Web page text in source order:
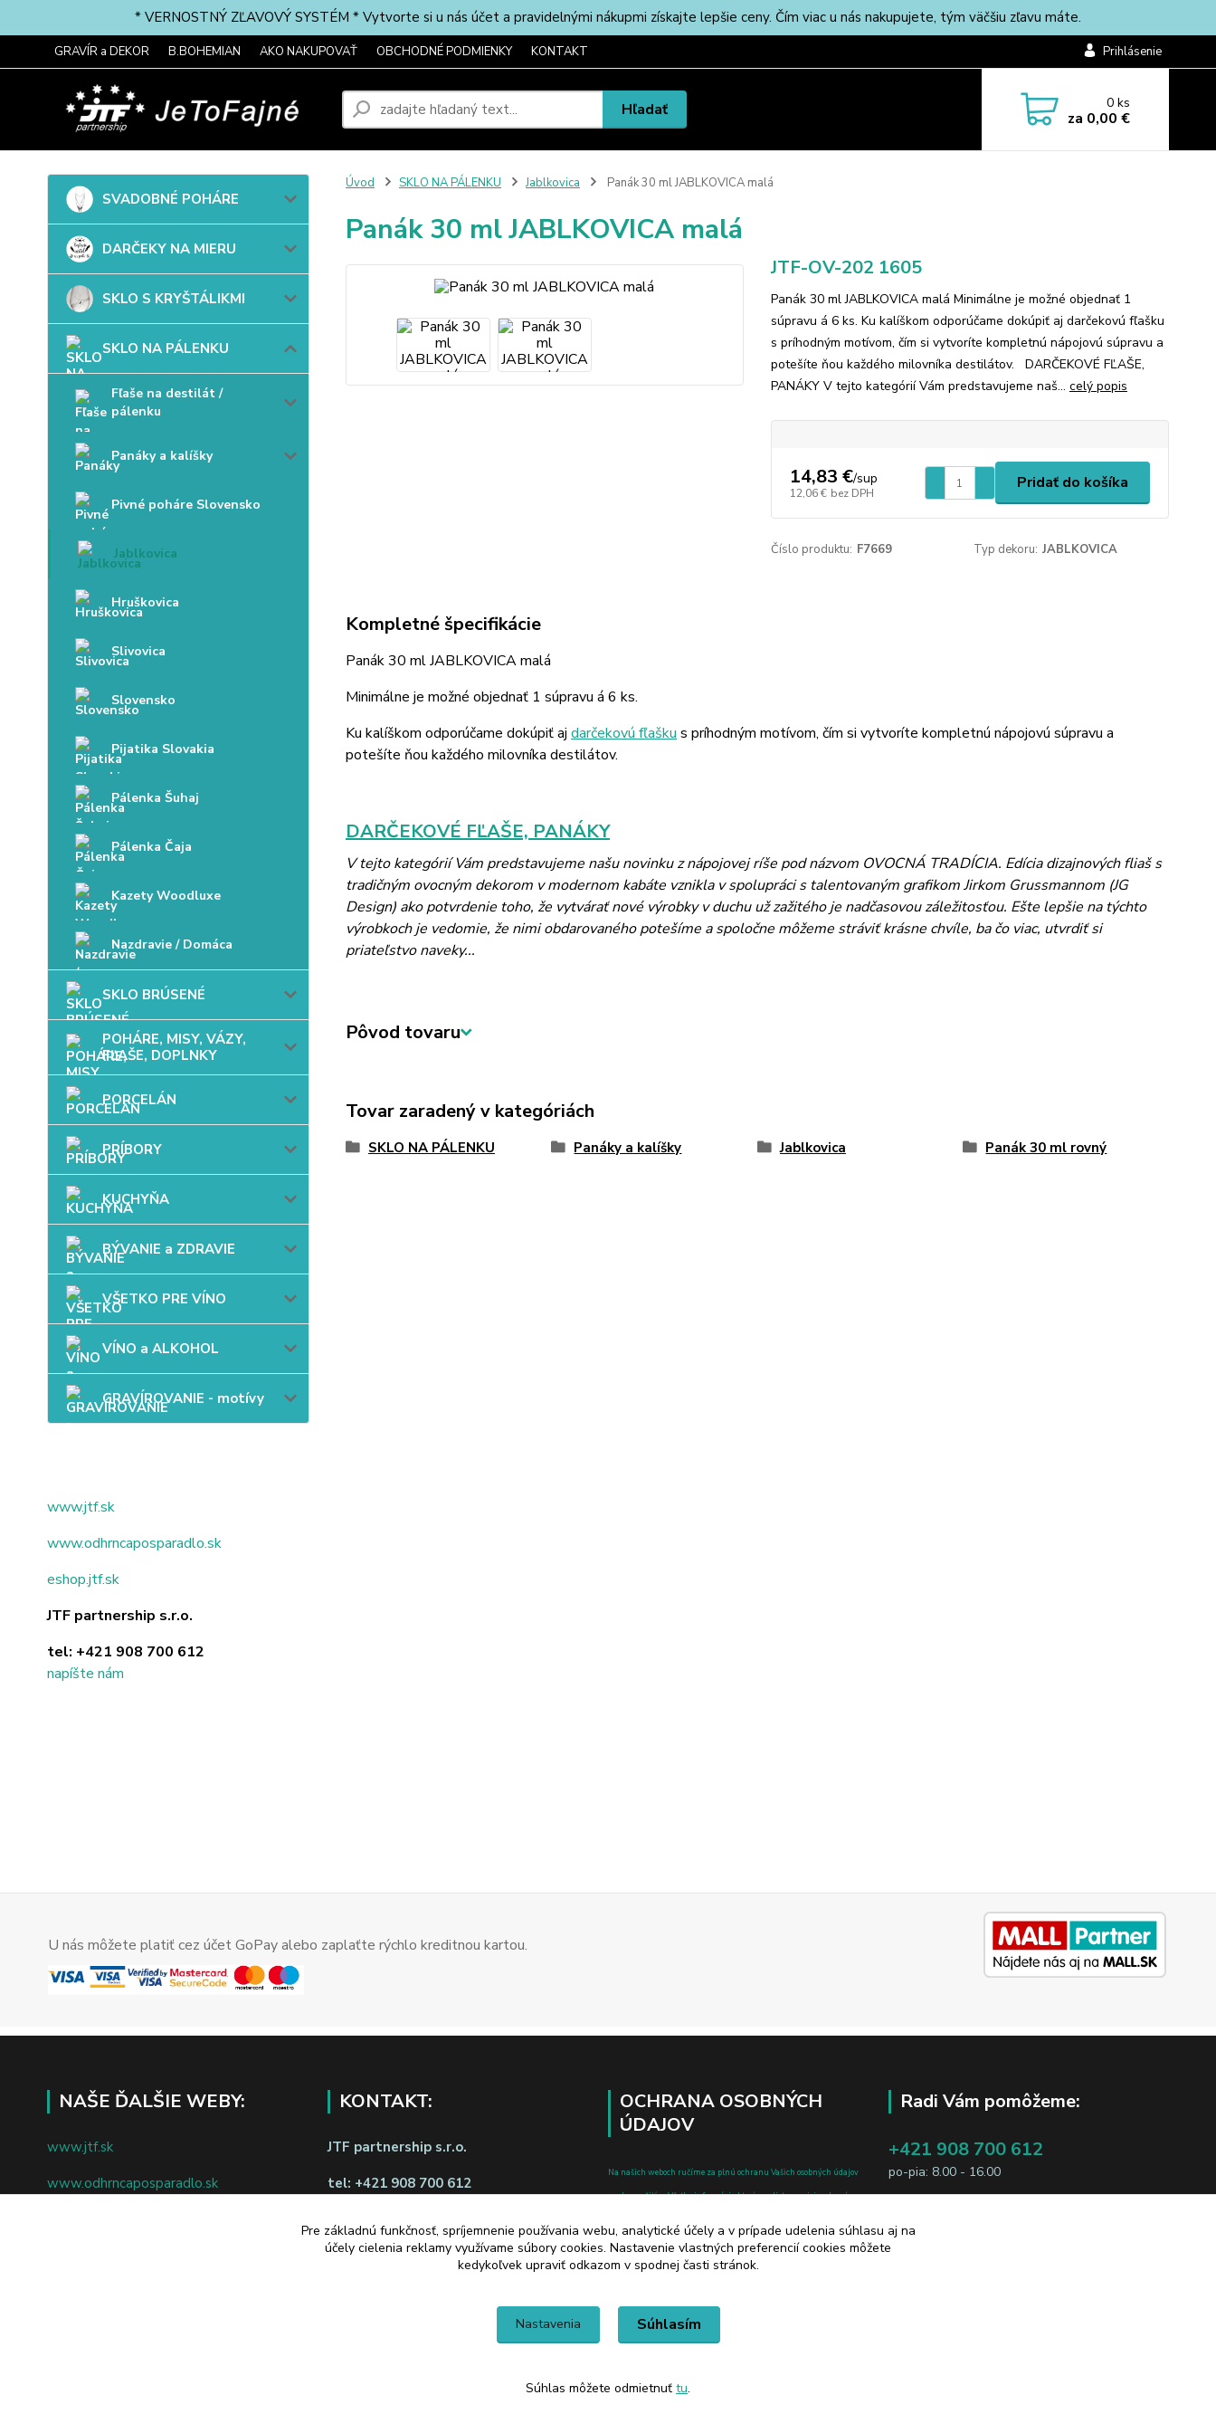
* VERNOSTNÝ ZĽAVOVÝ SYSTÉM * Vytvorte si u nás účet a pravidelnými nákupmi získajte lepšie ceny. Čím viac u nás nakupujete, tým väčšiu zľavu máte.
GRAVÍR a DEKOR B.BOHEMIAN AKO NAKUPOVAŤ OBCHODNÉ PODMIENKY KONTAKT Prihlásenie
Hľadať 0ks
za 0,00 €
SVADOBNÉ POHÁRE
DARČEKY NA MIERU
SKLO S KRYŠTÁLIKMI
SKLO NA PÁLENKU
Fľaše na destilát /
pálenku
Panáky a kalíšky
Pivné poháre Slovensko
Jablkovica
Hruškovica
Slivovica
Slovensko
Pijatika Slovakia
Pálenka Šuhaj
Pálenka Čaja
Kazety Woodluxe
Nazdravie / Domáca
SKLO BRÚSENÉ
POHÁRE, MISY, VÁZY,
FĽAŠE, DOPLNKY
PORCELÁN
PRÍBORY
KUCHYŇA
BÝVANIE a ZDRAVIE
VŠETKO PRE VÍNO
VÍNO a ALKOHOL
GRAVÍROVANIE - motívy
www.jtf.sk
www.odhrncaposparadlo.sk
eshop.jtf.sk
JTF partnership s.r.o.
tel: +421 908 700 612
napíšte nám
Úvod SKLO NA PÁLENKU Jablkovica Panák 30 ml JABLKOVICA malá
Panák 30 ml JABLKOVICA malá
JTF-OV-202 1605
Panák 30 ml JABLKOVICA malá Minimálne je možné objednať 1
súpravu á 6 ks. Ku kalíškom odporúčame dokúpiť aj darčekovú fľašku
s príhodným motívom, čím si vytvoríte kompletnú nápojovú súpravu a
potešíte ňou každého milovníka destilátov. DARČEKOVÉ FĽAŠE,
PANÁKY V tejto kategórií Vám predstavujeme naš... celý popis
14,83 €/sup
12,06 € bez DPH
Pridať do košíka
Číslo produktu: F7669 Typ dekoru: JABLKOVICA
Kompletné špecifikácie
Panák 30 ml JABLKOVICA malá
Minimálne je možné objednať 1 súpravu á 6 ks.
Ku kalíškom odporúčame dokúpiť aj darčekovú fľašku s príhodným motívom, čím si vytvoríte kompletnú nápojovú súpravu a
potešíte ňou každého milovníka destilátov.
DARČEKOVÉ FĽAŠE, PANÁKY
V tejto kategórií Vám predstavujeme našu novinku z nápojovej ríše pod názvom OVOCNÁ TRADÍCIA. Edícia dizajnových fliaš s
tradičným ovocným dekorom v modernom kabáte vznikla v spolupráci s talentovaným grafikom Jirkom Grussmannom (JG
Design) ako potvrdenie toho, že vytvárať nové výrobky v duchu už zažitého je nadčasovou záležitosťou. Ešte lepšie na týchto
výrobkoch je vedomie, že nimi obdarovaného potešíme a spoločne môžeme stráviť krásne chvíle, ba čo viac, utvrdiť si
priateľstvo naveky...
Pôvod tovaru
Tovar zaradený v kategóriách
SKLO NA PÁLENKU Panáky a kalíšky Jablkovica Panák 30 ml rovný
U nás môžete platiť cez účet GoPay alebo zaplaťte rýchlo kreditnou kartou.
NAŠE ĎALŠIE WEBY:
www.jtf.sk
www.odhrncaposparadlo.sk
KONTAKT:
JTF partnership s.r.o.
tel: +421 908 700 612
napíšte nám
Odstúpiť od zmluvy tu
OCHRANA OSOBNÝCH
ÚDAJOV
Na našich weboch ručíme za plnú ochranu Vašich osobných údajov
pred zneužitím. Všetky informácie, ktoré uvediete o svojej osobe, sú
a o zmene a doplnení niektorých zákonov.
Radi Vám pomôžeme:
+421 908 700 612
po-pia: 8.00 - 16.00
Pre základnú funkčnosť, spríjemnenie používania webu, analytické účely a v prípade udelenia súhlasu aj na
účely cielenia reklamy využívame súbory cookies. Nastavenie vlastných preferencií cookies môžete
kedykoľvek upraviť odkazom v spodnej časti stránok.
Nastavenia Súhlasím
Súhlas môžete odmietnuť tu.